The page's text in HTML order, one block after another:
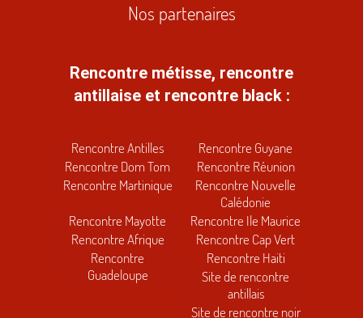
Nos partenaires
Rencontre métisse, rencontre
antillaise et rencontre black :
Rencontre Antilles
Rencontre Dom Tom
Rencontre Martinique
Rencontre Guyane
Rencontre Réunion
Rencontre Nouvelle
Calédonie
Rencontre Mayotte
Rencontre Afrique
Rencontre
Guadeloupe
Rencontre Ile Maurice
Rencontre Cap Vert
Rencontre Haiti
Site de rencontre
antillais
Site de rencontre noir